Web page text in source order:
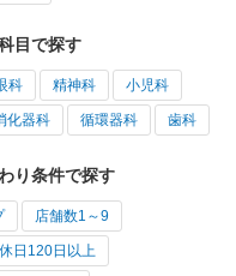
目で探す
科 精神科 小児科
化器科 循環器科 歯科
り条件で探す
店舗数1～9
日120日以上